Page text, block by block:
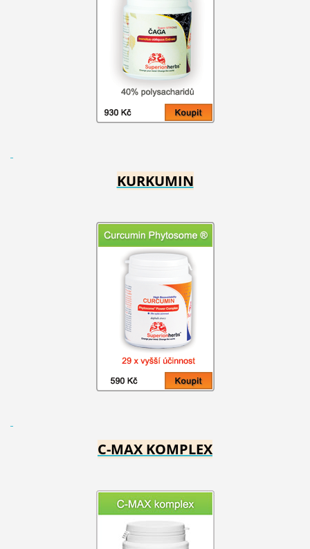
KURKUMIN
C-MAX KOMPLEX